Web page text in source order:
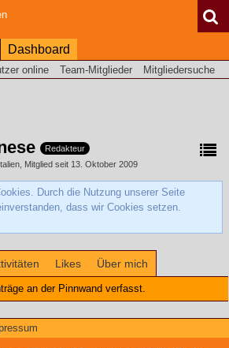
Dashboard
online Team-Mitglieder Mitgliedersuche
Redakteur
Mitglied seit 13. Oktober 2009
Durch die Nutzung unserer Seite
dass wir Cookies setzen.
Likes Über mich
an der Pinnwand verfasst.